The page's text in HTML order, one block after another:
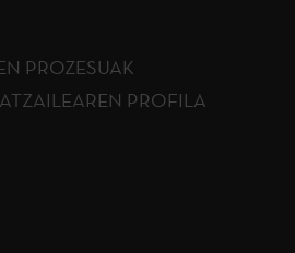
PROZESUAK
PROFILA